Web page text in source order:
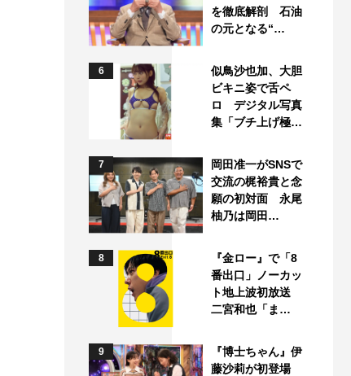
を徹底解剖 石油
の元となる“…
6
似鳥沙也加、大胆
ビキニ姿で舌ペ
ロ デジタル写真
集「ブチ上げ極…
7
岡田准一がSNSで
交流の梶裕貴と念
願の初対面 永尾
柚乃は岡田…
8
『金ロー』で「8
番出口」ノーカッ
ト地上波初放送
二宮和也「ま…
9
『博士ちゃん』伊
藤沙莉が初登場